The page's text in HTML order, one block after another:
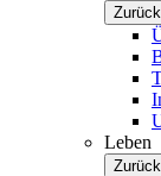
Zurück
Leben
Zurück